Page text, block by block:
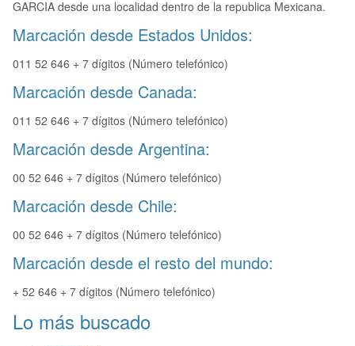
GARCIA desde una localidad dentro de la republica Mexicana.
Marcación desde Estados Unidos:
011 52 646 + 7 dígitos (Número telefónico)
Marcación desde Canada:
011 52 646 + 7 dígitos (Número telefónico)
Marcación desde Argentina:
00 52 646 + 7 dígitos (Número telefónico)
Marcación desde Chile:
00 52 646 + 7 dígitos (Número telefónico)
Marcación desde el resto del mundo:
+ 52 646 + 7 dígitos (Número telefónico)
Lo más buscado